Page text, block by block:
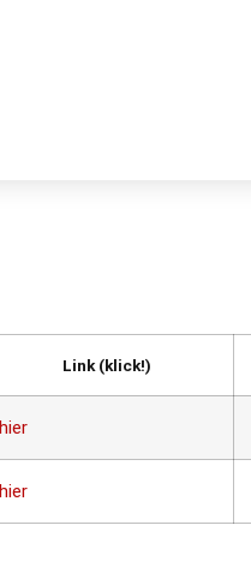
Link (klick!)
hier
hier